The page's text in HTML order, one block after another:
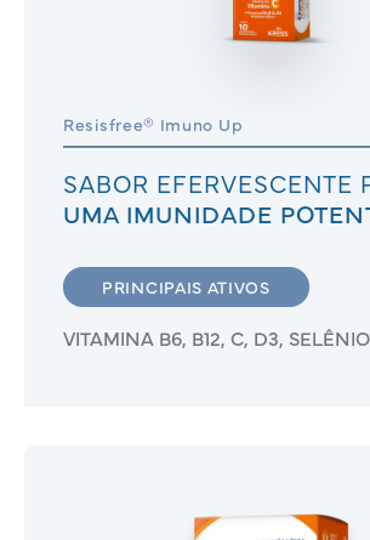
Resisfree® Imuno Up
SABOR EFERVESCENTE
UMA IMUNIDADE
PRINCIPAIS ATIVOS
VITAMINA B6, B12, C, D3,